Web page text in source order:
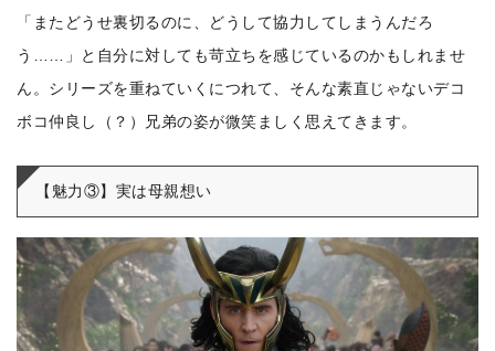
「またどうせ裏切るのに、どうして協力してしまうんだろ
う……」と自分に対しても苛立ちを感じているのかもしれませ
ん。シリーズを重ねていくにつれて、そんな素直じゃないデコ
ボコ仲良し（？）兄弟の姿が微笑ましく思えてきます。
【魅力③】実は母親想い